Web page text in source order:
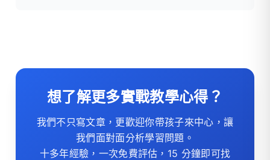
想了解更多實戰教學心得？
我們不只寫文章，更歡迎你帶孩子來中心，讓
我們面對面分析學習問題。
十多年經驗，一次免費評估，15 分鐘即可找